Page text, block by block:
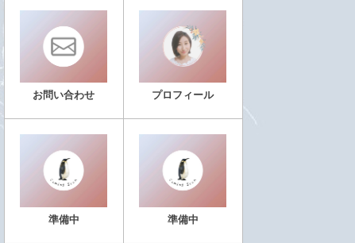
お問い合わせ プロフィール
準備中 準備中